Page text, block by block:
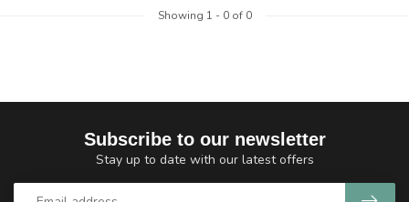
Showing 1 - 0of 0
Subscribe to our newsletter
Stay up to date with our latest offers